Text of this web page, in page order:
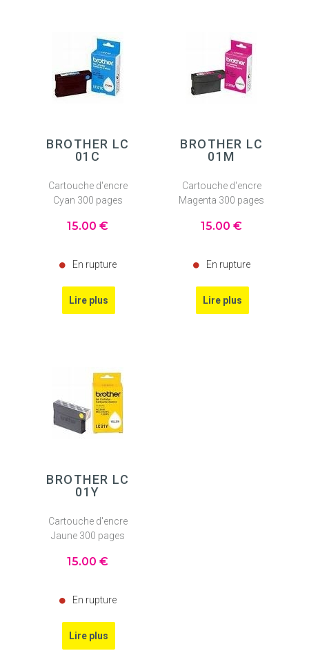
BROTHER LC
01C
Cartouche d'encre
Cyan 300 pages
15.00 €
En rupture
BROTHER LC
01M
Cartouche d'encre
Magenta 300 pages
15.00 €
En rupture
BROTHER LC
01Y
Cartouche d'encre
Jaune 300 pages
15.00 €
En rupture